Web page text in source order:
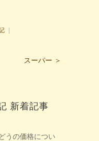
｜
スーパー ＞
新着記事
うの価格につい